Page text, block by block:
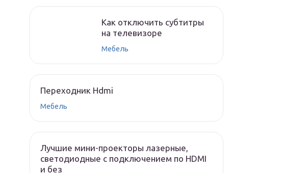
Как отключить субтитры
на телевизоре
Мебель
Переходник Hdmi
Мебель
Лучшие мини-проекторы лазерные,
светодиодные с подключением по HDMI
и без